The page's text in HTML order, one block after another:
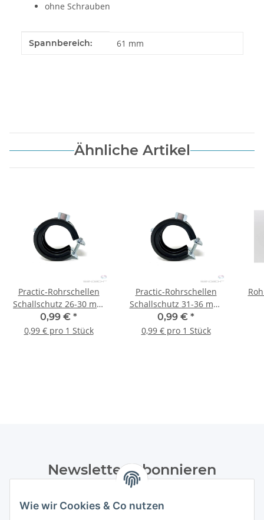
Wie wir Cookies & Co nutzen
ohne Schrauben
Produkteigenschaft
Wert
Spannbereich: 61 mm
Ähnliche Artikel
Practic-Rohrschellen
Schallschutz 26-30 mm
3/4" 1 Stk.
0,99 € *
0,99 € pro 1 Stück
Practic-Rohrschellen
Schallschutz 31-36 mm,
1" M8/10
0,99 € *
0,99 € pro 1 Stück
Newsletter Abonnieren
Datenschutzerklärungregelmäßig und jederzeit widerruflich